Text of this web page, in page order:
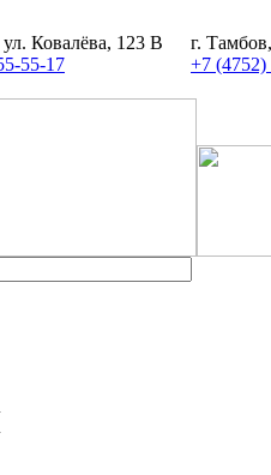
Ковалёва, 123 В
55-17
г.
+7 (4752)